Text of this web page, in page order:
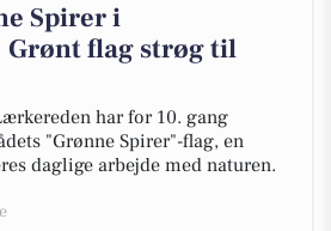
Spirer i
flag strøg til
har for 10. gang
"Grønne Spirer"-flag, en
daglige arbejde med naturen.